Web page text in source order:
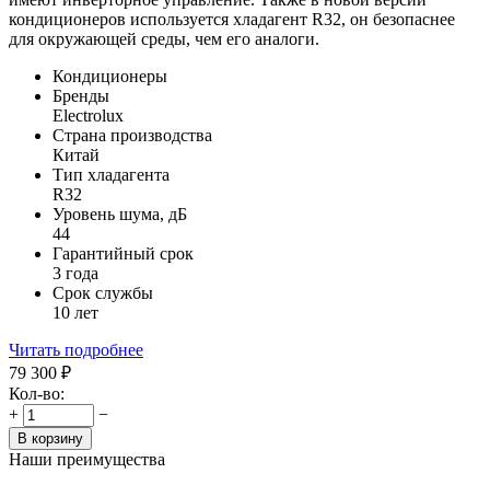
кондиционеров используется хладагент R32, он безопаснее
для окружающей среды, чем его аналоги.
Кондиционеры
Бренды
Electrolux
Страна производства
Китай
Тип хладагента
R32
Уровень шума, дБ
44
Гарантийный срок
3 года
Срок службы
10 лет
Читать подробнее
79 300 ₽
Кол-во:
+
−
В корзину
Наши преимущества